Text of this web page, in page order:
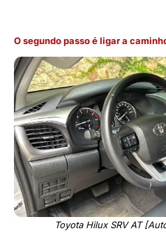
O segundo passo é ligar a
Toyota Hilux SRV AT